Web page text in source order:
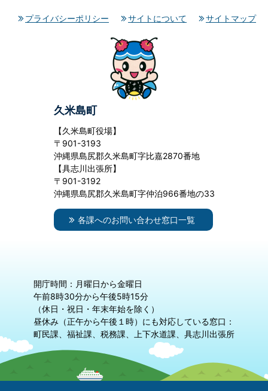
プライバシーポリシー サイトについて サイトマップ
久米島町
【久米島町役場】
〒901-3193
沖縄県島尻郡久米島町字比嘉2870番地
【具志川出張所】
〒901-3192
沖縄県島尻郡久米島町字仲泊966番地の33
各課へのお問い合わせ窓口一覧
開庁時間：月曜日から金曜日
午前8時30分から午後5時15分
（休日・祝日・年末年始を除く）
昼休み（正午から午後１時）にも対応している窓口：
町民課、福祉課、税務課、上下水道課、具志川出張所